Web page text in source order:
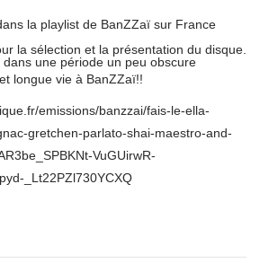
la playlist de BanZZaï sur France
la sélection et la présentation du disque.
une période un peu obscure
longue vie à BanZZaï!!
emissions/banzzai/fais-le-ella-
gretchen-parlato-shai-maestro-and-
VuGUirwR-
_Lt22PZl730YCXQ